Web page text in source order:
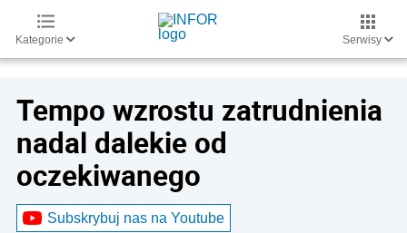
Kategorie Serwisy
Tempo wzrostu zatrudnienia
nadal dalekie od
oczekiwanego
Subskrybuj nas na Youtube